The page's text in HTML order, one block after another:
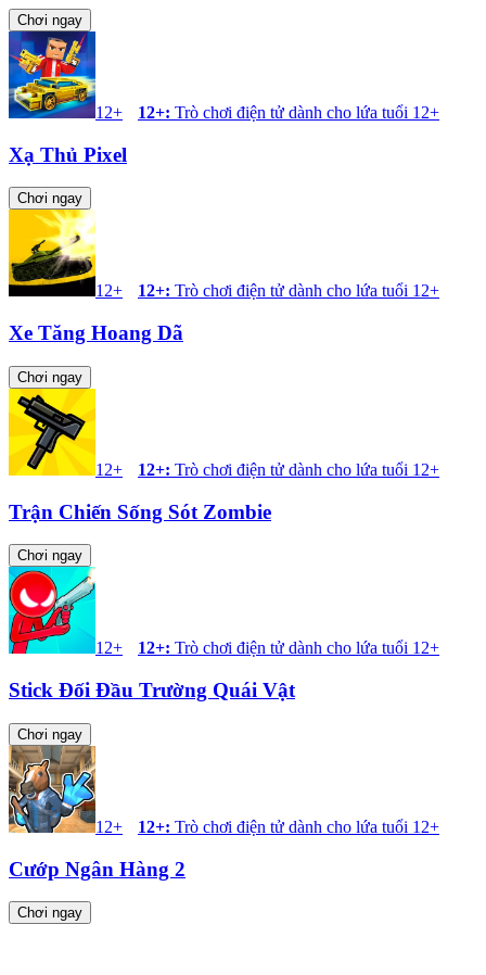
Chơi ngay
12+ 12+: Trò chơi điện tử dành cho lứa tuổi 12+
Xạ Thủ Pixel
Chơi ngay
12+ 12+: Trò chơi điện tử dành cho lứa tuổi 12+
Xe Tăng Hoang Dã
Chơi ngay
12+ 12+: Trò chơi điện tử dành cho lứa tuổi 12+
Trận Chiến Sống Sót Zombie
Chơi ngay
12+ 12+: Trò chơi điện tử dành cho lứa tuổi 12+
Stick Đối Đầu Trường Quái Vật
Chơi ngay
12+ 12+: Trò chơi điện tử dành cho lứa tuổi 12+
Cướp Ngân Hàng 2
Chơi ngay